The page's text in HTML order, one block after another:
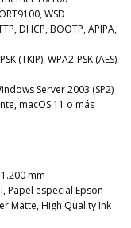
WSD
DHCP, BOOTP, APIPA,
(TKIP), WPA2-PSK (AES),
Server 2003 (SP2)
macOS 11 o más
mm
Papel especial Epson
Matte, High Quality Ink